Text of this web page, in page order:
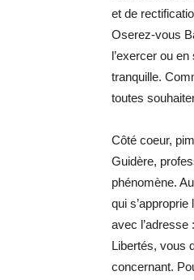
et de
Oserez-vous
l’exercer ou
tranquille.
toutes
Côté coeur,
Guidère,
phénomène.
qui
avec l’adresse
Libertés, vous
concernant.